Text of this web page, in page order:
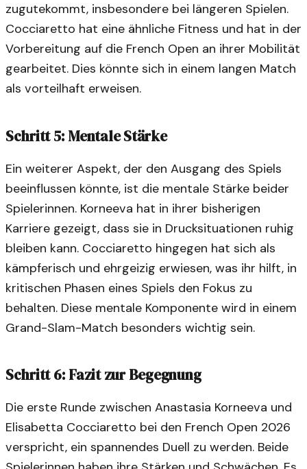
zugutekommt, insbesondere bei längeren Spielen.
Cocciaretto hat eine ähnliche Fitness und hat in der
Vorbereitung auf die French Open an ihrer Mobilität
gearbeitet. Dies könnte sich in einem langen Match
als vorteilhaft erweisen.
Schritt 5: Mentale Stärke
Ein weiterer Aspekt, der den Ausgang des Spiels
beeinflussen könnte, ist die mentale Stärke beider
Spielerinnen. Korneeva hat in ihrer bisherigen
Karriere gezeigt, dass sie in Drucksituationen ruhig
bleiben kann. Cocciaretto hingegen hat sich als
kämpferisch und ehrgeizig erwiesen, was ihr hilft, in
kritischen Phasen eines Spiels den Fokus zu
behalten. Diese mentale Komponente wird in einem
Grand-Slam-Match besonders wichtig sein.
Schritt 6: Fazit zur Begegnung
Die erste Runde zwischen Anastasia Korneeva und
Elisabetta Cocciaretto bei den French Open 2026
verspricht, ein spannendes Duell zu werden. Beide